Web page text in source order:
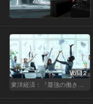
Vol.12
東洋経済：『最強の働き方』『一流の育て方』